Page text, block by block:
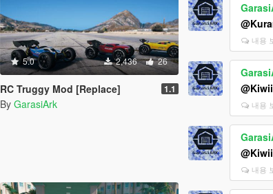
5.0 2,436 26
RC Truggy Mod [Replace] 1.1
By GarasiArk
내용
@Kiwii
내용
@Kiwii
내용